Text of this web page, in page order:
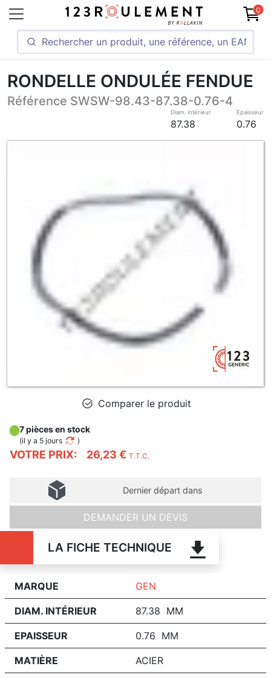
0
RONDELLE ONDULÉE FENDUE
Référence SWSW-98.43-87.38-0.76-4
Diam. intérieur
87.38
Epaisseur
0.76
Comparer le produit
VOTRE PRIX: 26,23 € T.T.C.
7 pièces en stock
(il y a 5 jours )
Dernier départ dans
DEMANDER UN DEVIS
LA FICHE TECHNIQUE
MARQUE GEN
DIAM. INTÉRIEUR 87.38 MM
EPAISSEUR 0.76 MM
MATIÈRE ACIER